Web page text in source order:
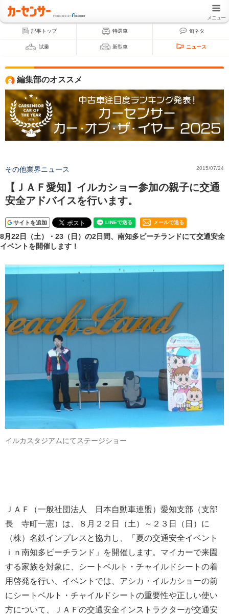
メニュー
記事トップ 特選車 旬ネタ
試乗 新型車 ニュース
編集部のオススメ
その他業界ニュース 2015/07/24
【ＪＡＦ愛知】イルカショー参加の親子に交通
安全アドバイスを行います。
サイトを追加 メールで送る
8月22日（土）・23（日）の2日間、南知多ビーチランドにて交通安全
イベントを開催します！
イルカスタジアムにてステージショー
ＪＡＦ（一般社団法人 日本自動車連盟）愛知支部（支部
長 寺町一憲）は、８月２２日（土）～２３日（日）に
（株）名鉄インプレスと協力し、「夏の交通安全イベント
ｉｎ南知多ビーチランド」を開催します。マイカーで来園
する家族を対象に、シートベルト・チャイルドシートの着
用啓発を行い、イベントでは、アシカ・イルカショーの前
にシートベルト・チャイルドシートの重要性や正しい使い
方について、ＪＡＦの交通安全インストラクターが交通安